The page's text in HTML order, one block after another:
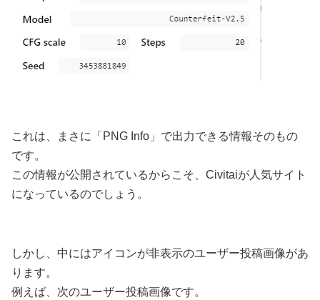
これは、まさに「PNG Info」で出力できる情報そのもの
です。
この情報が公開されているからこそ、Civitaiが人気サイト
になっているのでしょう。
しかし、中にはアイコンが非表示のユーザー投稿画像があ
ります。
例えば、次のユーザー投稿画像です。